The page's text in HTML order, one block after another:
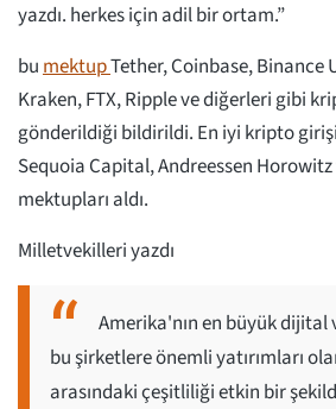
yazdı. herkes için adil bir ortam.”
bumektupTether, Coinbase, Binance
Kraken, FTX, Ripple ve diğerleri gibi
gönderildiği bildirildi. En iyi kripto
Sequoia Capital, Andreessen
mektupları aldı.
Milletvekilleri yazdı
Amerika'nın en büyük dijital
bu şirketlere önemli yatırımları
arasındaki çeşitliliği etkin bir